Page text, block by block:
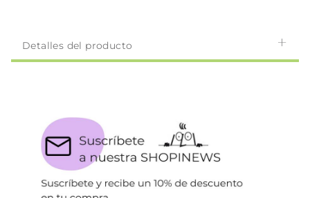
Detalles del producto